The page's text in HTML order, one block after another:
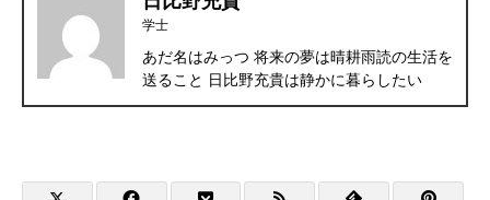
学士
あだ名はみっつ 将来の夢は晴耕雨読の生活を
送ること 日比野充貴は静かに暮らしたい